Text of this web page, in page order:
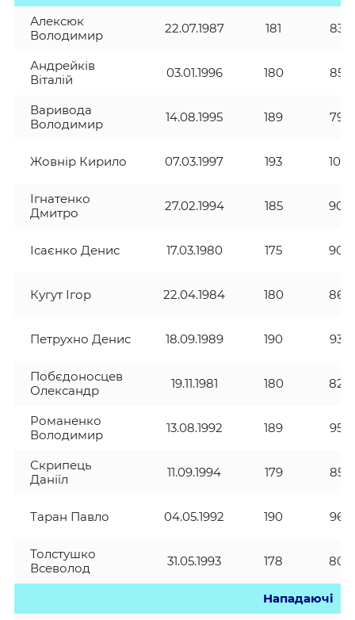
Алексюк
Володимир
22.07.1987 181 83
Андрейків
Віталій
03.01.1996 180 85
Варивода
Володимир
14.08.1995 189 79
Жовнір Кирило 07.03.1997 193 101
Ігнатенко
Дмитро
27.02.1994 185 90
Ісаєнко Денис 17.03.1980 175 90
Кугут Ігор 22.04.1984 180 86
Петрухно Денис 18.09.1989 190 93
Побєдоносцев
Олександр
19.11.1981 180 82
Романенко
Володимир
13.08.1992 189 95
Скрипець
Даніїл
11.09.1994 179 85
Таран Павло 04.05.1992 190 96
Толстушко
Всеволод
31.05.1993 178 80
Нападаючі